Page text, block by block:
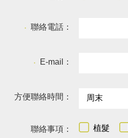
● 聯絡電話：
● E-mail：
方便聯絡時間：
聯絡事項： 植髮